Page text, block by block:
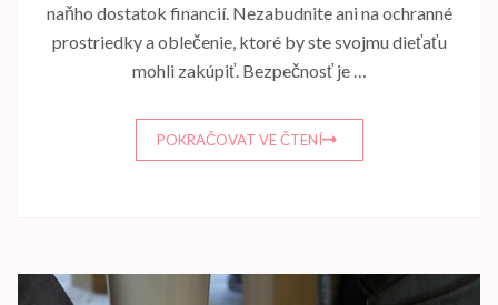
naňho dostatok financií. Nezabudnite ani na ochranné
prostriedky a oblečenie, ktoré by ste svojmu dieťaťu
mohli zakúpiť. Bezpečnosť je …
POKRAČOVAT VE ČTENÍ